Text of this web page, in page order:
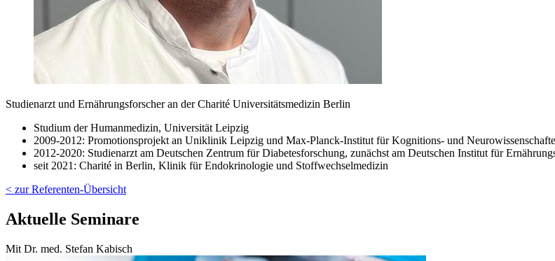
Studienarzt und Ernährungsforscher an der Charité Universitätsmedizin Berlin
Studium der Humanmedizin, Universität Leipzig
2009-2012: Promotionsprojekt an Uniklinik Leipzig und Max-Planck-Institut für Kognitions- und
2012-2020: Studienarzt am Deutschen Zentrum für Diabetesforschung, zunächst am Deutschen Institut für
seit 2021: Charité in Berlin, Klinik für Endokrinologie und Stoffwechselmedizin
< zur Referenten-Übersicht
Aktuelle Seminare
Mit Dr. med. Stefan Kabisch